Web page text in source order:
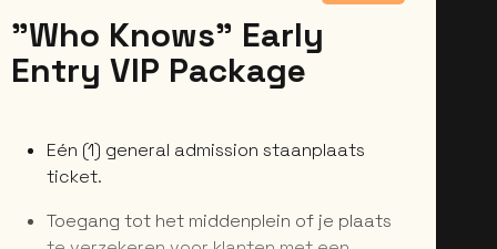
"Who Knows" Early
Entry VIP Package
Eén (1) general admission staanplaats
ticket.
Toegang tot het middenplein of je plaats